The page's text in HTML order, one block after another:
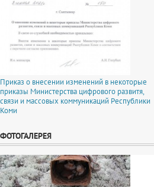
Приказ о внесении изменений в некоторые
приказы Министерства цифрового развитя,
связи и массовых коммуникаций Республики
Коми
ФОТОГАЛЕРЕЯ